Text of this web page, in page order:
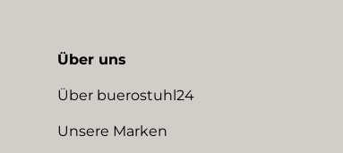
Über uns
Über buerostuhl24
Unsere Marken